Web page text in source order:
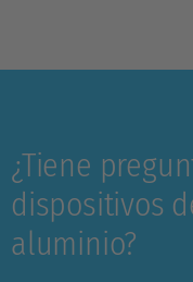
¿Tiene
dispositivos
aluminio?